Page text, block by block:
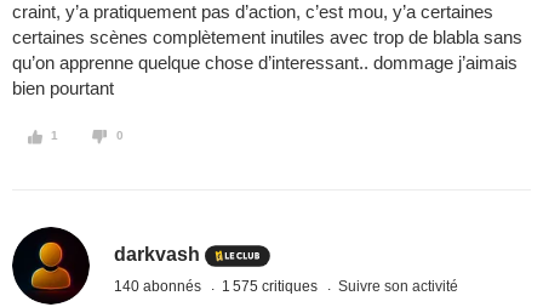
craint, y’a pratiquement pas d’action, c’est mou, y’a certaines
certaines scènes complètement inutiles avec trop de blabla sans
qu’on apprenne quelque chose d’interessant.. dommage j’aimais
bien pourtant
1 0
darkvash
140 abonnés 1 575 critiques Suivre son activité